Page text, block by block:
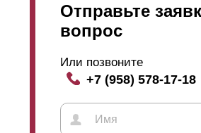
Отправьте
вопрос
Или позвоните
+7 (958) 578-17-18